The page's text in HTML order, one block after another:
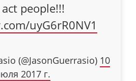
people!!!
uyG6rR0NV1
(@JasonGuerrasio) 10
2017 г.